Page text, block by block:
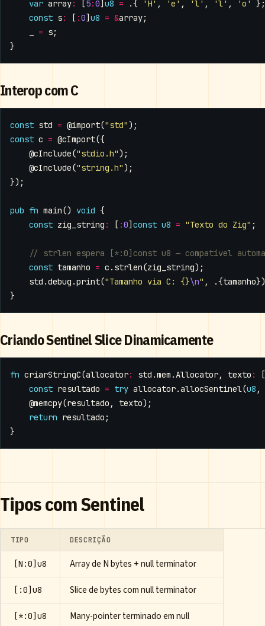
var array: [5:0] u8 = .{ 'H' , 'e' , 'l' , 'l' , 'o'
};
const s: [ :0] u8 = &array;
= s;
}
Interop com C
const std = @import("std");
const c = @cImport({
@cInclude("stdio.h");
@cInclude("string.h");
});
pub fn main() void {
const zig_string : [ :0] const u8 = "Texto do Zig" ;
const tamanho = c . strlen(zig_string);
std .debug .print("Tamanho via C: {}\n" , .{tamanho
}
Criando Sentinel Slice Dinamicamente
fn criarStringC(allocator: std .mem .Allocator, texto :
const resultado = try allocator.allocSentinel(u8 ,
@memcpy(resultado , texto);
return resultado ;
}
Tipos com Sentinel
TIPO DESCRIÇÃO
[N:0]u8 Array de N bytes + null terminator
[:0]u8 Slice de bytes com null terminator
[*:0]u8 Many-pointer terminado em null